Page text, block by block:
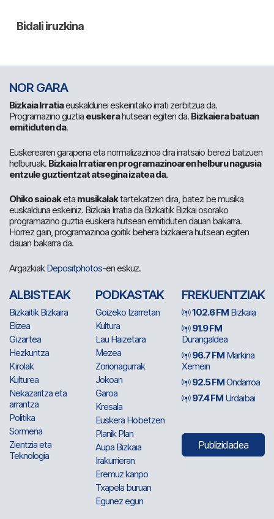
NOR GARA
Bizkaia Irratiaeuskaldunei eskeinitako irrati zerbitzua da.
Programazino guztia euskerahutsean egiten da. Bizkaiera batuan
emitiduten da.
Euskerearen garapena eta normalizazinoa dira irratsaio berezi batzuen
helburuak. Bizkaia Irratiaren programazinoaren helburu nagusia
entzule guztientzat atsegina izatea da.
Ohiko saioaketa musikalaktartekatzen dira, batez be musika
euskalduna eskeiniz. Bizkaia Irratia da Bizkaitik Bizkai osorako
programazino guztia euskera hutsean emitiduten dauan bakarra.
Horrez gain, programazinoa goitik behera bizkaiera hutsean egiten
dauan bakarra da.
ArgazkiakDepositphotos-en eskuz.
ALBISTEAK
Bizkaitik Bizkaira
Elizea
Gizartea
Hezkuntza
Kirolak
Kulturea
Nekazaritza eta
arrantza
Politika
Sormena
Zientzia eta
Teknologia
PODKASTAK
Goizeko Izarretan
Kultura
Lau Haizetara
Mezea
Zorionagurrak
Jokoan
Garoa
Kresala
Euskera Hobetzen
Planik Plan
Aupa Bizkaia
Irakurrieran
Eremuz kanpo
Txapela buruan
Egunez egun
FREKUENTZIAK
102.6 FM Bizkaia
91.9 FM
Durangaldea
96.7 FM Markina
Xemein
92.5 FMOndarroa
97.4 FM Urdaibai
Publizidadea